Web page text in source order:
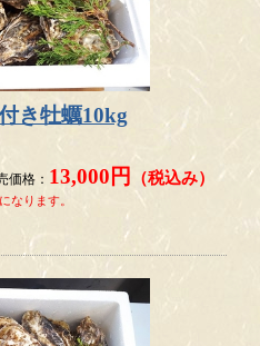
います。 旧年中は格別のご愛
礼申し上げます。
売をスタートいたしました！
の販売について
用のむき身牡蠣について販売
ます。
1までとなります。
き牡蠣10kg
価格： 13,000円 （税込み）
なります。